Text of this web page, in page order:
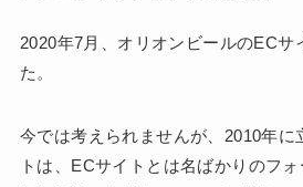
2020年7月、オリオンビールのECサ
た。
今では考えられませんが、2010年に
トは、ECサイトとは名ばかりのフォ